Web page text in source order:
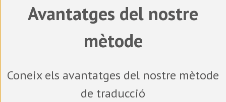
Avantatges del nostre
mètode
Coneix els avantatges del nostre mètode
de traducció